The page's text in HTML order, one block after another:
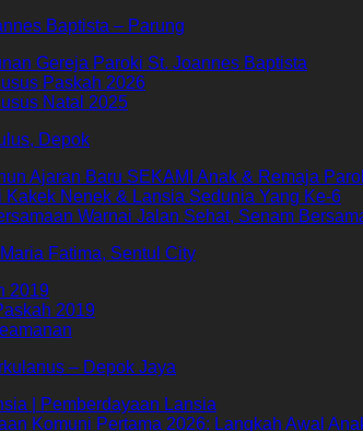
Baptista – Parung
Gereja Paroki St. Joannes Baptista
Paskah 2026
Natal 2025
Depok
Ajaran Baru SEKAMI Anak & Remaja
Kakek Nenek & Lansia Sedunia Yang Ke-6
Warnai Jalan Sehat, Senam
Fatima, Sentul City
2019
2019
– Depok Jaya
| Pemberdayaan Lansia
Komuni Pertama 2026: Langkah Awal